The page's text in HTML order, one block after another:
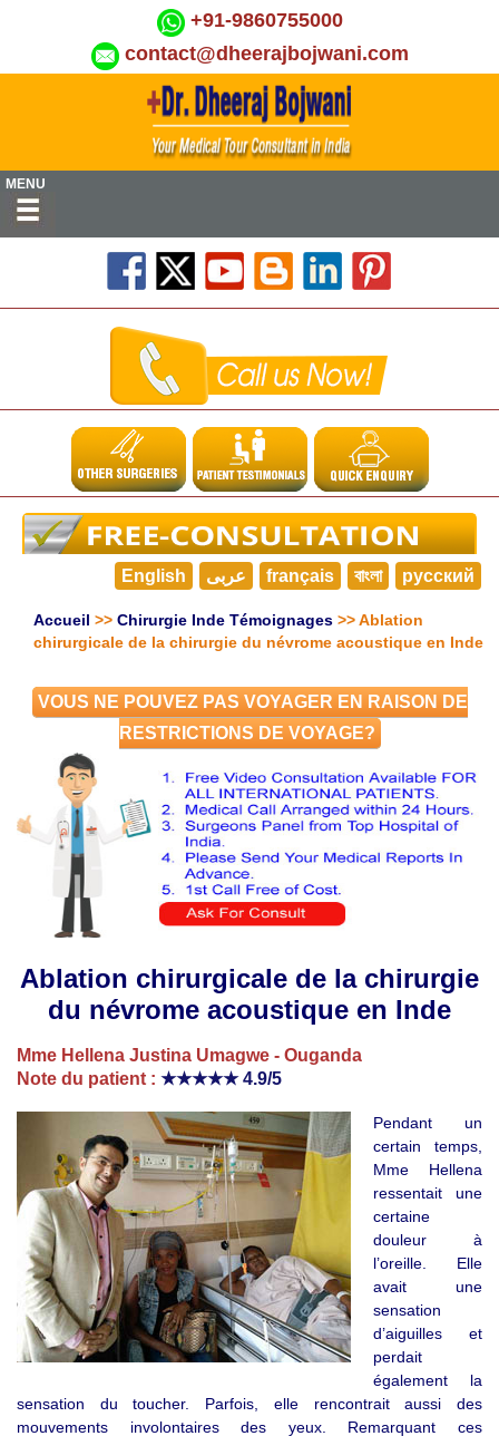
+91-9860755000
contact@dheerajbojwani.com
MENU
English عربى français বাংলা русский
Accueil >> Chirurgie Inde Témoignages >> Ablation
chirurgicale de la chirurgie du névrome acoustique en Inde
VOUS NE POUVEZ PAS VOYAGER EN RAISON DE
RESTRICTIONS DE VOYAGE?
Ablation chirurgicale de la chirurgie
du névrome acoustique en Inde
Mme Hellena Justina Umagwe - Ouganda
Note du patient : ★★★★★ 4.9/5
Pendant un
certain temps,
Mme Hellena
ressentait une
certaine
douleur à
l’oreille. Elle
avait une
sensation
d’aiguilles et
perdait
également la
sensation du toucher. Parfois, elle rencontrait aussi des
mouvements involontaires des yeux. Remarquant ces